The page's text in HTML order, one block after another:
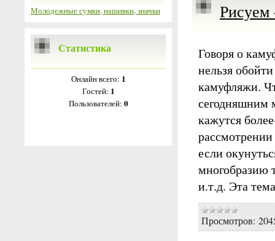
Молодежные сумки, нашивки, значки
Статистика
Онлайн всего: 1
Гостей: 1
Пользователей: 0
Рисуем
Говоря о
нельзя
камуфляжи.
сегодняшним
кажутся
если
многобразию
и.т.д. Эта
Просмотров: